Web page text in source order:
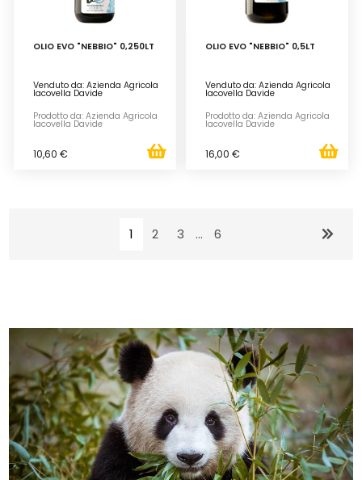
OLIO EVO "NEBBIO" 0,250LT
Venduto da: Azienda Agricola
Iacovella Davide
Prodotto da: Azienda Agricola
Iacovella Davide
10,60 €
OLIO EVO "NEBBIO" 0,5LT
Venduto da: Azienda Agricola
Iacovella Davide
Prodotto da: Azienda Agricola
Iacovella Davide
16,00 €
1 2 3 ... 6